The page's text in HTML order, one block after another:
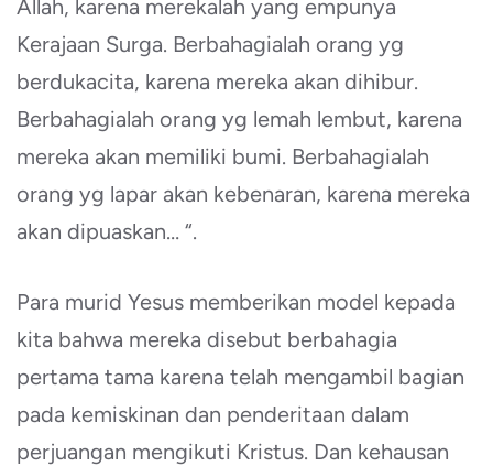
Allah, karena merekalah yang empunya
Kerajaan Surga. Berbahagialah orang yg
berdukacita, karena mereka akan dihibur.
Berbahagialah orang yg lemah lembut, karena
mereka akan memiliki bumi. Berbahagialah
orang yg lapar akan kebenaran, karena mereka
akan dipuaskan… “.
Para murid Yesus memberikan model kepada
kita bahwa mereka disebut berbahagia
pertama tama karena telah mengambil bagian
pada kemiskinan dan penderitaan dalam
perjuangan mengikuti Kristus. Dan kehausan